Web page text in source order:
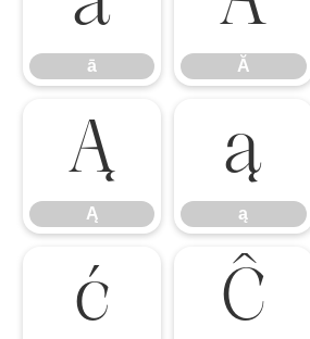
ā Ă
Ą
Ą
ą
ą
ć Ĉ